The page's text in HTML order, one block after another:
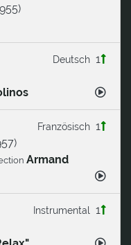
)
1
Deutsch
1
Französisch
)
Armand
1
Instrumental